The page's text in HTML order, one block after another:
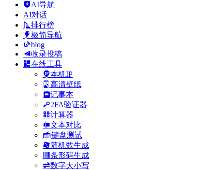
AI导航
AI对话
排行榜
极简导航
blog
收录投稿
在线工具
本机IP
高清壁纸
记事本
2FA验证器
计算器
文本对比
键盘测试
随机数生成
条形码生成
数字大小写